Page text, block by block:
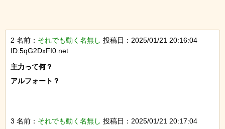
2 名前： それでも動く名無し 投稿日：2025/01/21 20:16:04
ID:5qG2DxFI0.net
主力って何？
アルフォート？
3 名前： それでも動く名無し 投稿日：2025/01/21 20:17:04